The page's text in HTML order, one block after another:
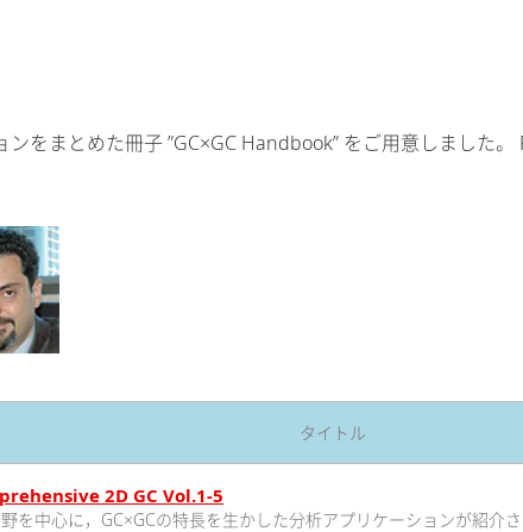
をまとめた冊子 ”GC×GC Handbook” をご用意しました。
タイトル
2D GC Vol.1-5
を中心に，GC×GCの特長を生かした分析アプリケーションが紹介